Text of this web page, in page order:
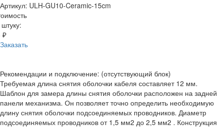
Артикул: ULH-GU10-Ceramic-15cm
₽
Заказать
Рекомендации и подключение: (отсутствующий блок)
Требуемая длина снятия оболочки кабеля составляет 12 мм.
Шаблон для замера длины снятия оболочки расположен на задней
панели механизма. Он позволяет точно определить необходимую
длину снятия оболочки подсоединяемых проводников. Диаметр
подсоединяемых проводников от 1,5 мм2 до 2,5 мм2 . Конструкция